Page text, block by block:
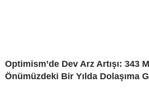
Optimism’de Dev Arz Artışı: 343
Önümüzdeki Bir Yılda Dolaşıma